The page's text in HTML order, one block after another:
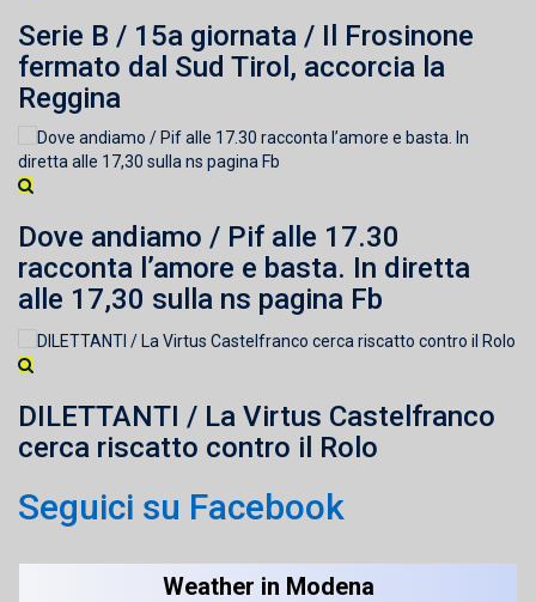
Serie B / 15a giornata / Il Frosinone
fermato dal Sud Tirol, accorcia la
Reggina
Dove andiamo / Pif alle 17.30
racconta l’amore e basta. In diretta
alle 17,30 sulla ns pagina Fb
DILETTANTI / La Virtus Castelfranco
cerca riscatto contro il Rolo
Seguici su Facebook
Weather in Modena